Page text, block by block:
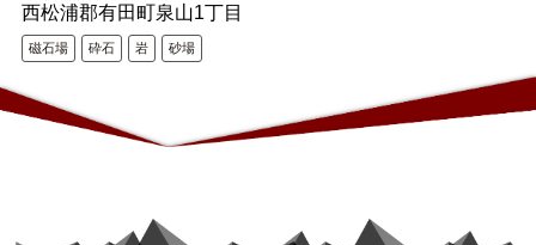
西松浦郡有田町泉山1丁目
磁石場 砕石 岩 砂場